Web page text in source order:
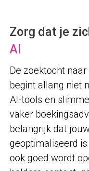
Zorg dat je
AI
De zoektocht
begint allang niet
AI-tools en
vaker
belangrijk dat
geoptimaliseerd
ook goed wordt